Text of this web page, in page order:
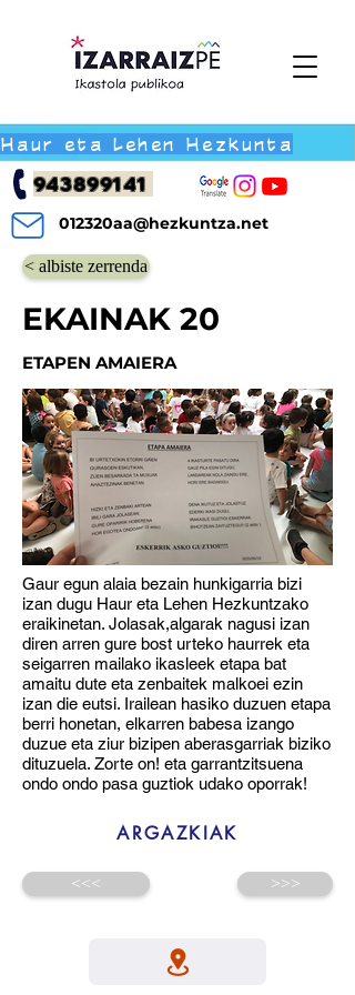
Haur eta Lehen Hezkunta
943899141
012320aa@hezkuntza.net
< albiste zerrenda
EKAINAK 20
ETAPEN AMAIERA
Gaur egun alaia bezain hunkigarria bizi
izan dugu Haur eta Lehen Hezkuntzako
eraikinetan. Jolasak,algarak nagusi izan
diren arren gure bost urteko haurrek eta
seigarren mailako ikasleek etapa bat
amaitu dute eta zenbaitek malkoei ezin
izan die eutsi. Irailean hasiko duzuen etapa
berri honetan, elkarren babesa izango
duzue eta ziur bizipen aberasgarriak biziko
dituzuela. Zorte on! eta garrantzitsuena
ondo ondo pasa guztiok udako oporrak!
ARGAZKIAK
<<< >>>